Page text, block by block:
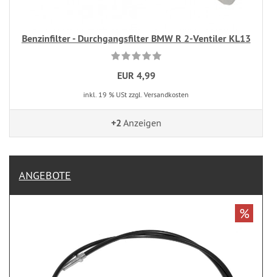
Benzinfilter - Durchgangsfilter BMW R 2-Ventiler KL13
EUR 4,99
inkl. 19 % USt zzgl. Versandkosten
+2 Anzeigen
ANGEBOTE
%